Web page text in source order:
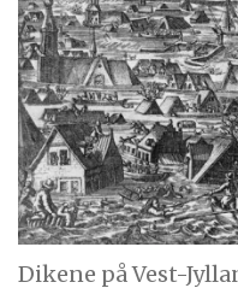
Dikene på Vest-